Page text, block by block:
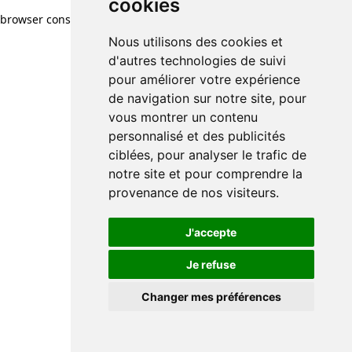
cookies
Nous utilisons des cookies et
d'autres technologies de suivi
pour améliorer votre expérience
de navigation sur notre site, pour
vous montrer un contenu
personnalisé et des publicités
ciblées, pour analyser le trafic de
notre site et pour comprendre la
provenance de nos visiteurs.
J'accepte
Je refuse
Changer mes préférences
browser console for more information)